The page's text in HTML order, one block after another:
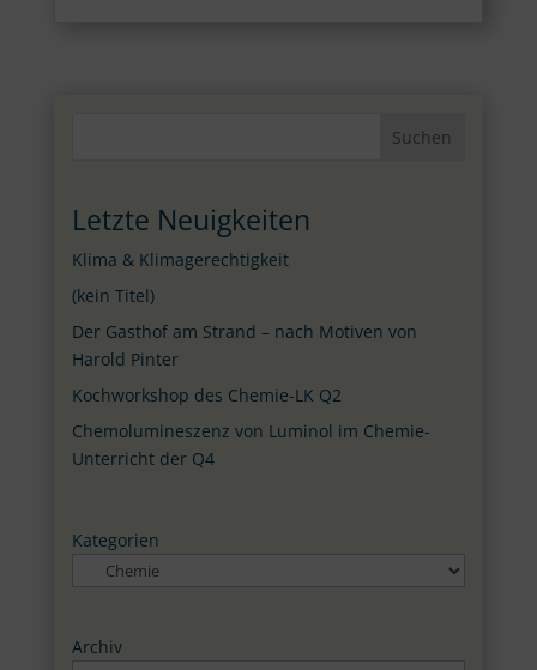
Suchen
Letzte Neuigkeiten
Klima & Klimagerechtigkeit
(kein Titel)
Der Gasthof am Strand – nach Motiven von
Harold Pinter
Kochworkshop des Chemie-LK Q2
Chemolumineszenz von Luminol im Chemie-
Unterricht der Q4
Kategorien
Archiv